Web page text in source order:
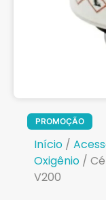
PROMOÇÃO
Início /
Oxigênio /
V200